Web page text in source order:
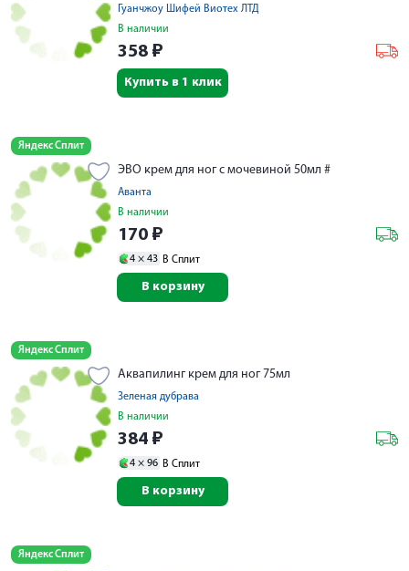
Гуанчжоу Шифей Виотех ЛТД
В наличии
358 ₽
Купить в 1 клик
Яндекс Сплит
ЭВО крем для ног с мочевиной 50мл #
Аванта
В наличии
170 ₽
4 × 43 В Сплит
В корзину
Яндекс Сплит
Аквапилинг крем для ног 75мл
Зеленая дубрава
В наличии
384 ₽
4 × 96 В Сплит
В корзину
Яндекс Сплит